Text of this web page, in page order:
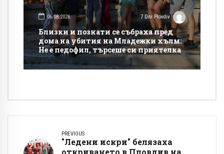
06.08.2026 7 Dni Plovdiv
Близки и познати се събраха пред
дома на убития на Младежки хълм:
Не е педофил, търсеше си приятелка
PREVIOUS
"Ледени искри" белязаха
откриването в Пловдив на